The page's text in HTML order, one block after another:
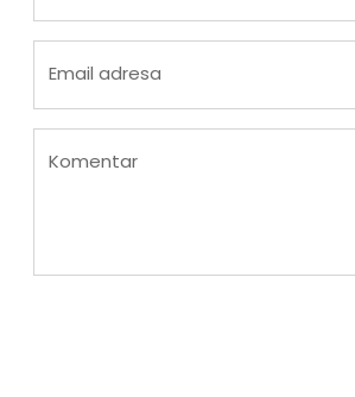
Email adresa
Komentar